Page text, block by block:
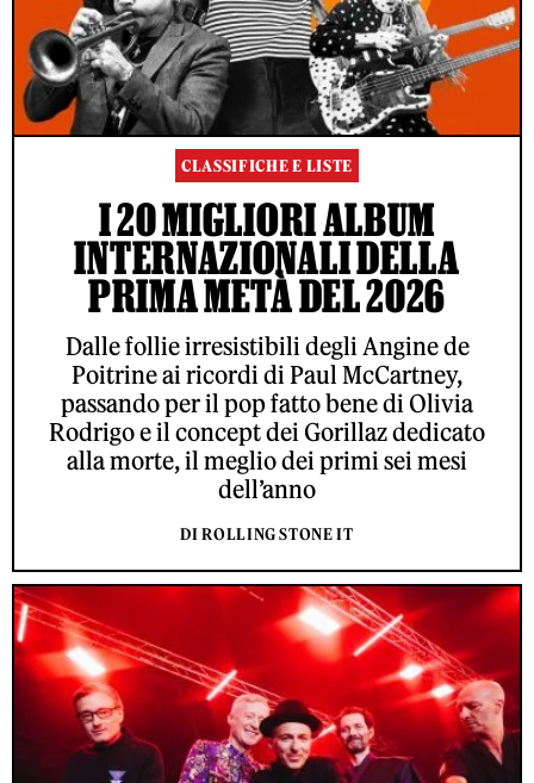
CLASSIFICHE E LISTE
I 20 MIGLIORI ALBUM
INTERNAZIONALI DELLA
PRIMA METÀ DEL 2026
Dalle follie irresistibili degli Angine de
Poitrine ai ricordi di Paul McCartney,
passando per il pop fatto bene di Olivia
Rodrigo e il concept dei Gorillaz dedicato
alla morte, il meglio dei primi sei mesi
dell’anno
DI ROLLING STONE IT